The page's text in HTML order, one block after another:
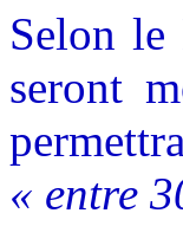
Selon le
seront
« entre